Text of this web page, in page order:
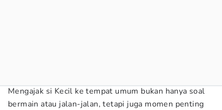
Mengajak si Kecil ke tempat umum bukan hanya soal
bermain atau jalan-jalan, tetapi juga momen penting